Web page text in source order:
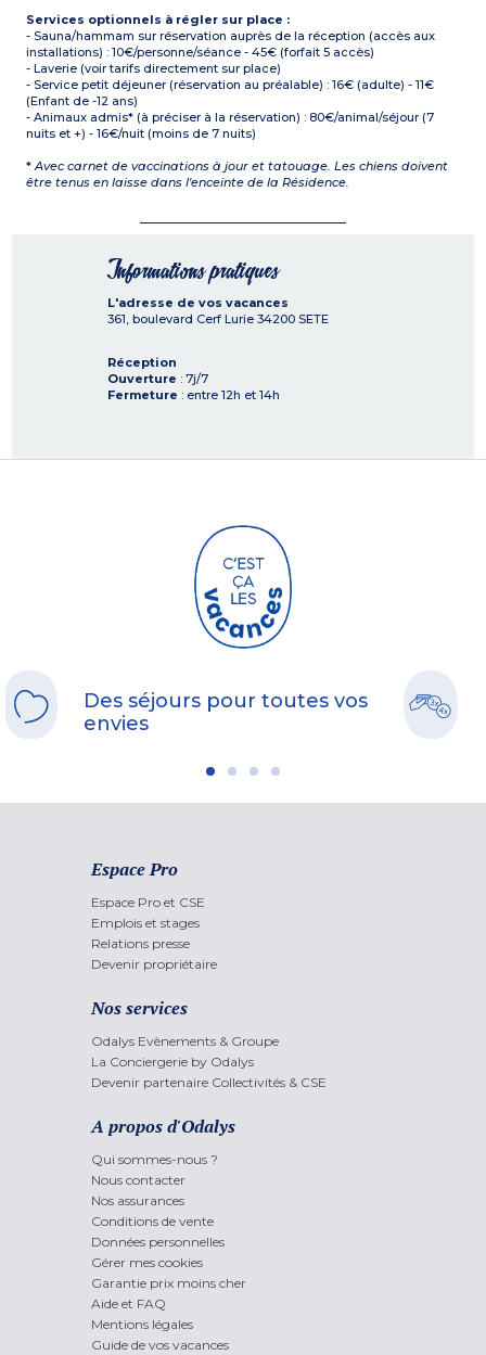
Services optionnels à régler sur place :
- Sauna/hammam sur réservation auprès de la réception (accès aux
installations) : 10€/personne/séance - 45€ (forfait 5 accès)
- Laverie (voir tarifs directement sur place)
- Service petit déjeuner (réservation au préalable) : 16€ (adulte) - 11€
(Enfant de -12 ans)
- Animaux admis* (à préciser à la réservation) : 80€/animal/séjour (7
nuits et +) - 16€/nuit (moins de 7 nuits)
*Avec carnet de vaccinations à jour et tatouage. Les chiens doivent
être tenus en laisse dans l'enceinte de la Résidence.
Informations pratiques
L'adresse de vos vacances
361, boulevard Cerf Lurie 34200 SETE
Réception
Ouverture : 7j/7
Fermeture : entre 12h et 14h
Des séjours pour toutes vos
envies
Espace Pro
Espace Pro et CSE
Emplois et stages
Relations presse
Devenir propriétaire
Nos services
Odalys Evènements & Groupe
La Conciergerie by Odalys
Devenir partenaire Collectivités & CSE
A propos d'Odalys
Qui sommes-nous ?
Nous contacter
Nos assurances
Conditions de vente
Données personnelles
Gérer mes cookies
Garantie prix moins cher
Aide et FAQ
Mentions légales
Guide de vos vacances